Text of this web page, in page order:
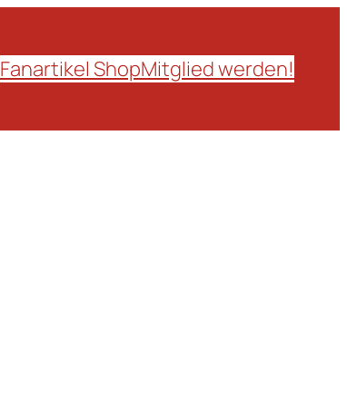
Fanartikel ShopMitglied werden!